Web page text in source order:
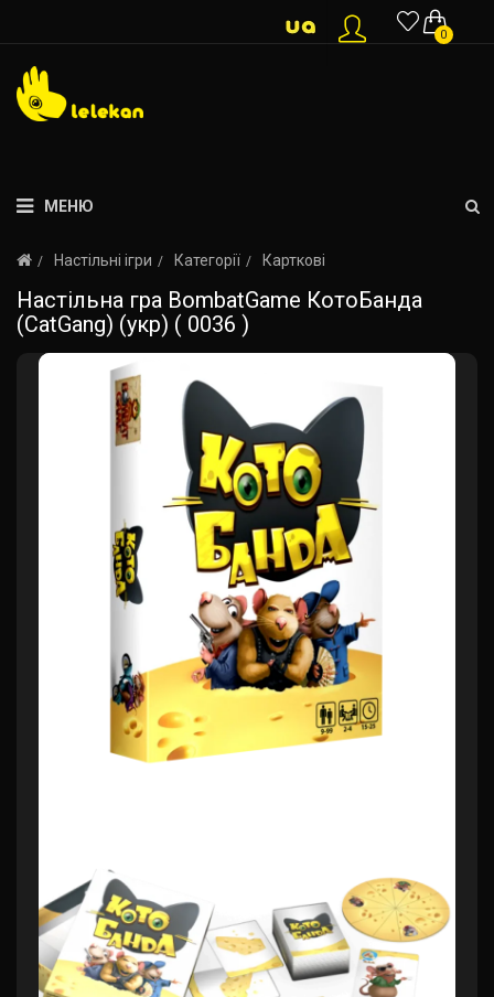
0
МЕНЮ
Настільні ігри Категорії Карткові
Настільна гра BombatGame КотоБанда
(CatGang) (укр) ( 0036 )